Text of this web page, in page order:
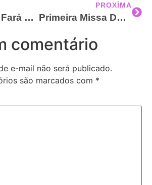
Michel Teló Fará Show No Encerramento Da Festa Da Penha 2024
PROXÍMA
Primeira Missa Do Oitavário E Concerto Da Penha Dão Início À Festa Da Penha 2024 Neste Domingo
comentário
e-mail não será publicado.
são marcados com *